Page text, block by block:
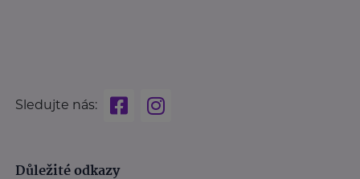
Sledujte nás:
Důležité odkazy